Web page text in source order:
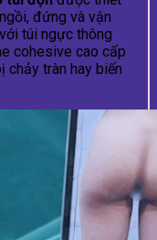
đứng và vận
túi ngực thông
cohesive cao cấp
chảy tràn hay biến